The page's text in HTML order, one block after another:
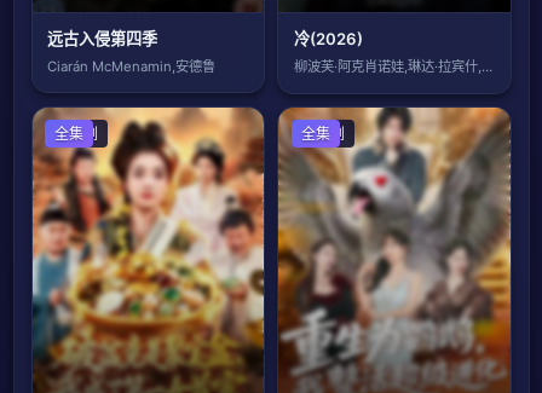
远古入侵第四季
Ciarán McMenamin,安德鲁
冷(2026)
柳波芙·阿克肖诺娃,琳达·拉宾什,彼得·
国产剧
全集 国产剧
全集